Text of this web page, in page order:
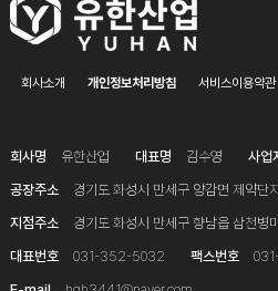
회사소개 개인정보처리방침 서비스이용약관
회사명 유한산업 대표명 김수영 사업
공장주소
경기도 화성시 만세구 양감면 제약
지점주소
경기도 화성시 만세구 향남읍 삼천병
대표번호
031-352-5032 팩스번호